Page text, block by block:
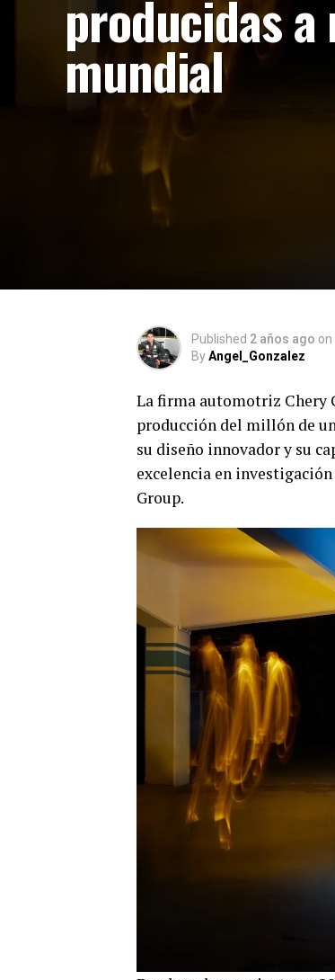
producidas a
mundial
Published 2 años ago on
ByAngel_Gonzalez
La firma automotriz Chery
producción del millón de
su diseño innovador y su
excelencia en
Group.